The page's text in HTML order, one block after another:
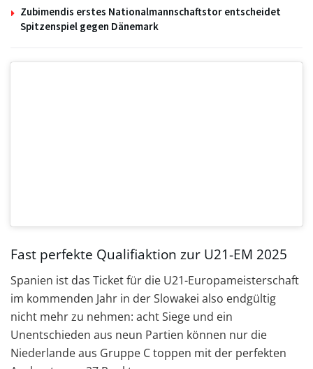
Zubimendis erstes Nationalmannschaftstor entscheidet
Spitzenspiel gegen Dänemark
Fast perfekte Qualifiaktion zur U21-EM 2025
Spanien ist das Ticket für die U21-Europameisterschaft
im kommenden Jahr in der Slowakei also endgültig
nicht mehr zu nehmen: acht Siege und ein
Unentschieden aus neun Partien können nur die
Niederlande aus Gruppe C toppen mit der perfekten